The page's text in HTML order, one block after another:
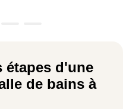
étapes d'une
de bains à